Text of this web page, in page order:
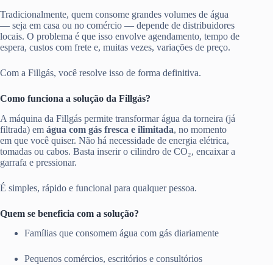
Tradicionalmente, quem consome grandes volumes de água
— seja em casa ou no comércio — depende de distribuidores
locais. O problema é que isso envolve agendamento, tempo de
espera, custos com frete e, muitas vezes, variações de preço.
Com a Fillgás, você resolve isso de forma definitiva.
Como funciona a solução da Fillgás?
A máquina da Fillgás permite transformar água da torneira (já
filtrada) em água com gás fresca e ilimitada, no momento
em que você quiser. Não há necessidade de energia elétrica,
tomadas ou cabos. Basta inserir o cilindro de CO₂, encaixar a
garrafa e pressionar.
É simples, rápido e funcional para qualquer pessoa.
Quem se beneficia com a solução?
Famílias que consomem água com gás diariamente
Pequenos comércios, escritórios e consultórios